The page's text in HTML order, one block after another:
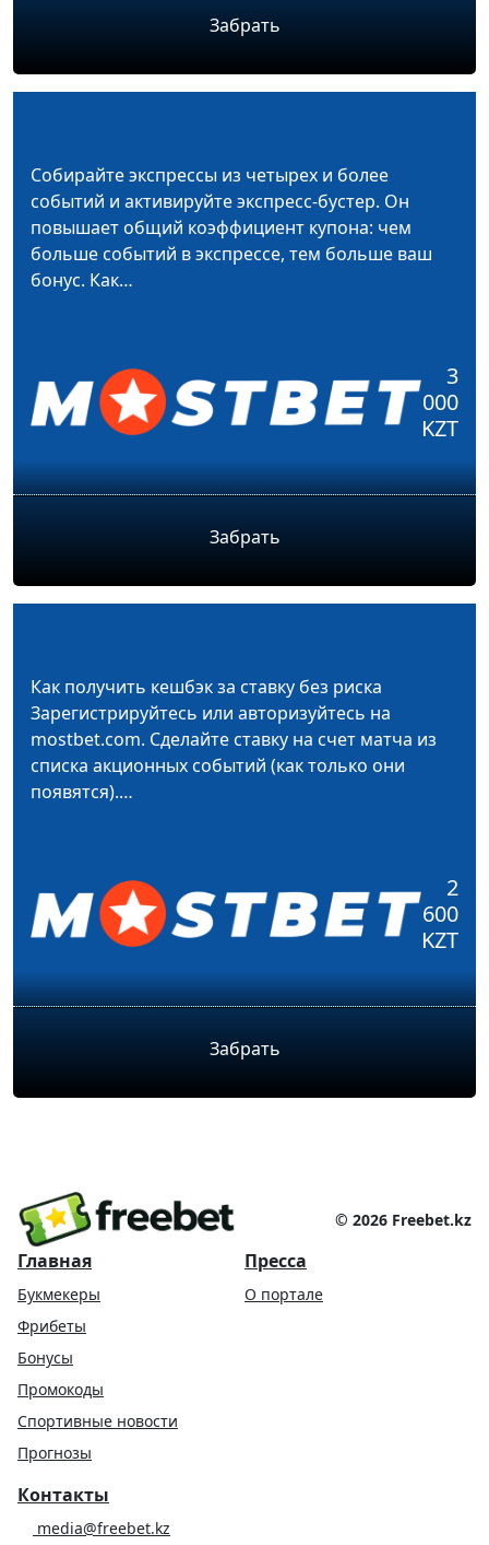
Забрать
Собирайте экспрессы из четырех и более
событий и активируйте экспресс-бустер. Он
повышает общий коэффициент купона: чем
больше событий в экспрессе, тем больше ваш
бонус. Как…
3
000
KZT
Забрать
Как получить кешбэк за ставку без риска
Зарегистрируйтесь или авторизуйтесь на
mostbet.com. Сделайте ставку на счет матча из
списка акционных событий (как только они
появятся).…
2
600
KZT
Забрать
© 2026 Freebet.kz
Главная
Букмекеры
Фрибеты
Бонусы
Промокоды
Спортивные новости
Прогнозы
Пресса
О портале
Контакты
media@freebet.kz